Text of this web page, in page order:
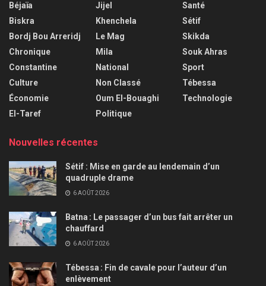
Béjaïa
Biskra
Bordj Bou Arreridj
Chronique
Constantine
Culture
Économie
El-Taref
Jijel
Khenchela
Le Mag
Mila
National
Non Classé
Oum El-Bouaghi
Politique
Santé
Sétif
Skikda
Souk Ahras
Sport
Tébessa
Technologie
Nouvelles récentes
Sétif : Mise en garde au lendemain d’un
quadruple drame
6 AOÛT 2026
Batna : Le passager d’un bus fait arrêter un
chauffard
6 AOÛT 2026
Tébessa : Fin de cavale pour l’auteur d’un
enlèvement